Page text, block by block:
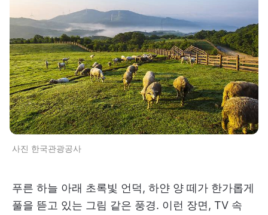
사진 한국관광공사
푸른 하늘 아래 초록빛 언덕, 하얀 양 떼가 한가롭게
풀을 뜯고 있는 그림 같은 풍경. 이런 장면, TV 속